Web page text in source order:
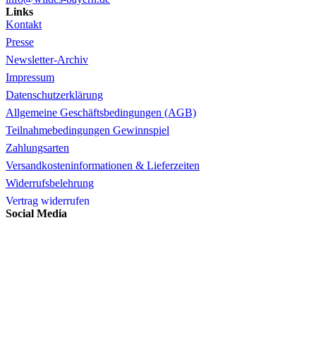
Links
Kontakt
Presse
Newsletter-Archiv
Impressum
Datenschutzerklärung
Allgemeine Geschäftsbedingungen (AGB)
Teilnahmebedingungen Gewinnspiel
Zahlungsarten
Versandkosteninformationen & Lieferzeiten
Widerrufsbelehrung
Vertrag widerrufen
Social Media